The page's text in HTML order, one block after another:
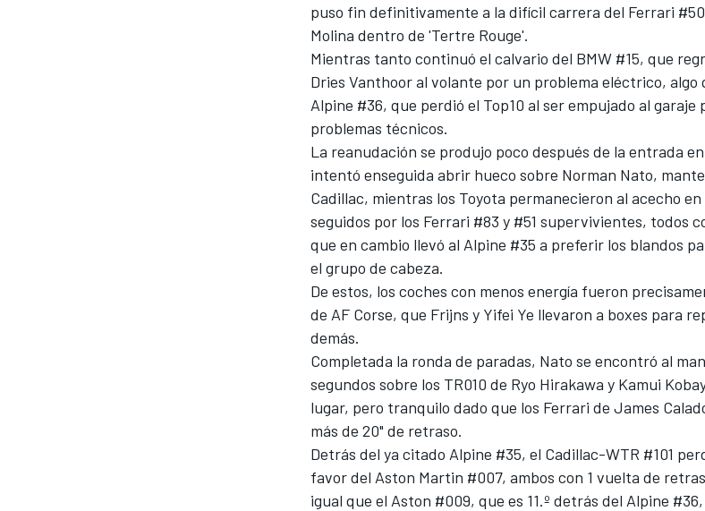
puso fin definitivamente a la difícil carrera del Ferrari
Molina dentro de 'Tertre Rouge'.
Mientras tanto continuó el calvario del BMW #15, que
Dries Vanthooral volante por un problema eléctrico, algo
Alpine #36, que perdió el Top10 al ser empujado al garaje
problemas técnicos.
La reanudación se produjo poco después de la entrada en
intentó enseguida abrir hueco sobre Norman Nato,
Cadillac, mientras los Toyota permanecieron al acecho
seguidos por los Ferrari #83 y #51 supervivientes, todos
que en cambio llevó al Alpine #35 a preferir los blandos
el grupo de cabeza.
De estos, los coches con menos energía fueron
de AF Corse, que Frijns y Yifei Ye llevaron a boxes para
demás.
Completada la ronda de paradas, Nato se encontró al
segundos sobre los TR010 de Ryo Hirakawa y Kamui
lugar, pero tranquilo dado que los Ferrari de James
más de 20" de retraso.
Detrás del ya citado Alpine #35, el Cadillac-WTR #101
favor del Aston Martin #007, ambos con 1 vuelta de
igual que el Aston #009, que es 11.º detrás del Alpine